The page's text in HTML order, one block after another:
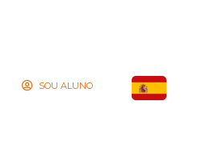
SOU ALUNO